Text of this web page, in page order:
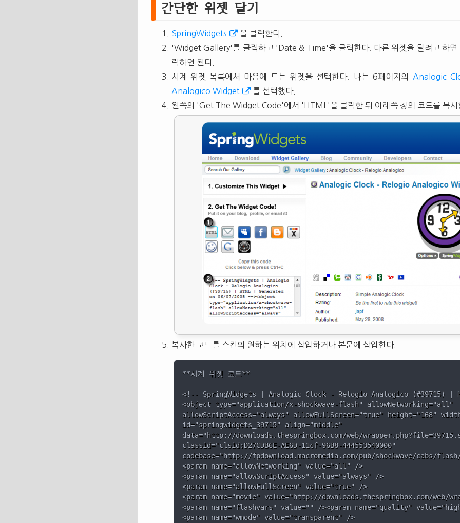
간단한 위젯 달기
SpringWidgets
을 클릭한다.
'Widget Gallery'를 클릭하고 'Date & Time'을 클릭한다. 다른 위젯을 달려고 하면
릭하면 된다.
시계 위젯 목록에서 마음에 드는 위젯을 선택한다. 나는 6페이지의
Analogic
Analogico Widget
를 선택했다.
왼쪽의 'Get The Widget Code'에서 'HTML'을 클릭한 뒤 아래쪽 창의 코드를 복사
복사한 코드를 스킨의 원하는 위치에 삽입하거나 본문에 삽입한다.
**시계 위젯 코드**
<!-- SpringWidgets | Analogic Clock - Relogio Analogico (#39715) |
<object type="application/x-shockwave-flash" allowNetworking="all"
allowScriptAccess="always" allowFullScreen="true" height="168"
id="springwidgets_39715" align="middle"
data="http://downloads.thespringbox.com/web/
classid="clsid:D27CDB6E-AE6D-11cf-96B8-444553540000"
codebase="http://fpdownload.macromedia.com/pub/shockwave/cabs/
<param name="allowNetworking" value="all" />
<param name="allowScriptAccess" value="always" />
<param name="allowFullScreen" value="true" />
<param name="movie" value="http://downloads.thespringbox.com/web/
<param name="flashvars" value="" /><param name="quality"
<param name="wmode" value="transparent" />